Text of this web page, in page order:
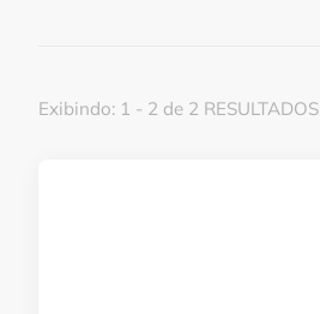
Exibindo: 1 - 2 de 2 RESULTADOS